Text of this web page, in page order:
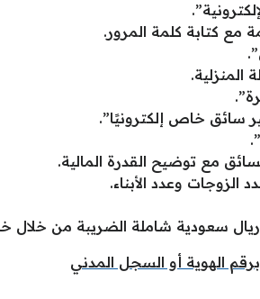
مع كتابة كلمة المرور.
سائق خاص إلكترونيًا”.
مع توضيح القدرة المالية.
وعدد الأبناء.
الهوية أو السجل المدني